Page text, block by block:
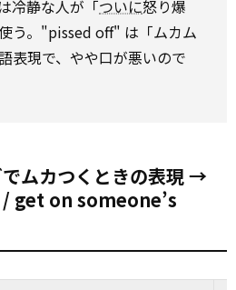
冷静な人が「ついに怒り爆
う。"pissed off" は「ムカム
表現で、やや口が悪いので
ムカつくときの表現 →
get on someone’s